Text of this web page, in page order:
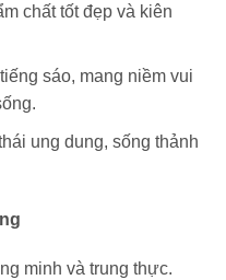
chất tốt đẹp và kiên
sáo, mang niềm vui
ung dung, sống thảnh
minh và trung thực.